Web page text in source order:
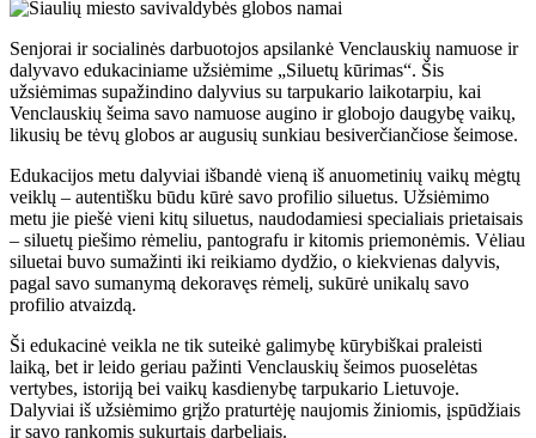
Senjorai ir socialinės darbuotojos apsilankė Venclauskių namuose ir
dalyvavo edukaciniame užsiėmime „Siluetų kūrimas“. Šis
užsiėmimas supažindino dalyvius su tarpukario laikotarpiu, kai
Venclauskių šeima savo namuose augino ir globojo daugybę vaikų,
likusių be tėvų globos ar augusių sunkiau besiverčiančiose šeimose.
Edukacijos metu dalyviai išbandė vieną iš anuometinių vaikų mėgtų
veiklų – autentišku būdu kūrė savo profilio siluetus. Užsiėmimo
metu jie piešė vieni kitų siluetus, naudodamiesi specialiais prietaisais
– siluetų piešimo rėmeliu, pantografu ir kitomis priemonėmis. Vėliau
siluetai buvo sumažinti iki reikiamo dydžio, o kiekvienas dalyvis,
pagal savo sumanymą dekoravęs rėmelį, sukūrė unikalų savo
profilio atvaizdą.
Ši edukacinė veikla ne tik suteikė galimybę kūrybiškai praleisti
laiką, bet ir leido geriau pažinti Venclauskių šeimos puoselėtas
vertybes, istoriją bei vaikų kasdienybę tarpukario Lietuvoje.
Dalyviai iš užsiėmimo grįžo praturtėję naujomis žiniomis, įspūdžiais
ir savo rankomis sukurtais darbeliais.